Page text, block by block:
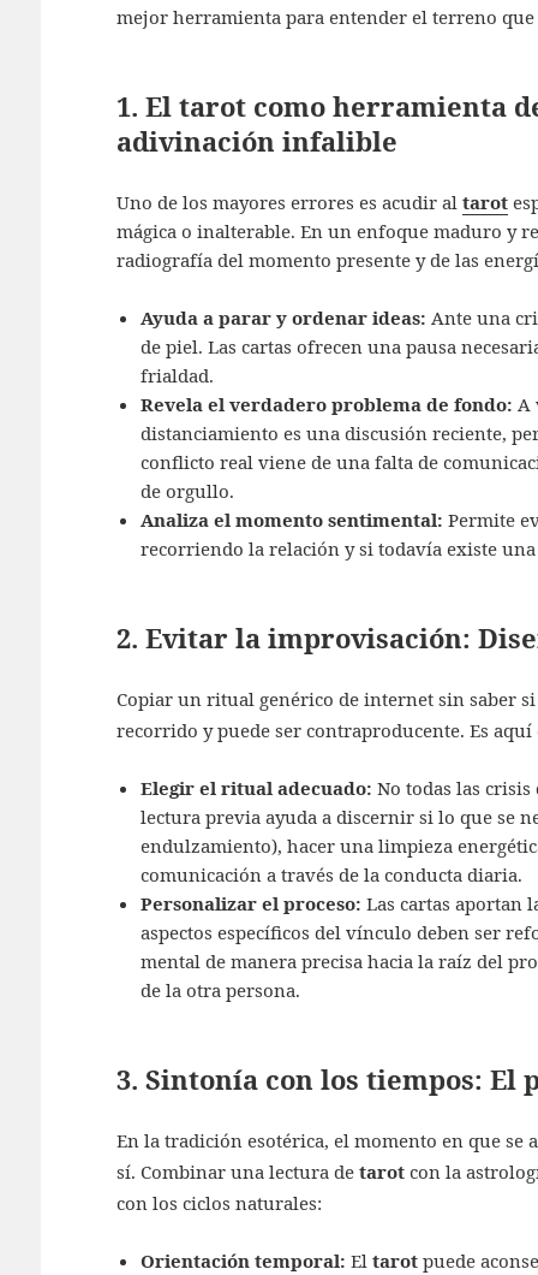
mejor herramienta para entender el terreno
1. El tarot como herramienta
adivinación infalible
Uno de los mayores errores es acudir al tarot
mágica o inalterable. En un enfoque maduro y
radiografía del momento presente y de las
Ayuda a parar y ordenar ideas: Ante una
de piel. Las cartas ofrecen una pausa
frialdad.
Revela el verdadero problema de fondo: A
distanciamiento es una discusión reciente,
conflicto real viene de una falta de
de orgullo.
Analiza el momento sentimental: Permite
recorriendo la relación y si todavía existe
2. Evitar la improvisación:
Copiar un ritual genérico de internet sin saber
recorrido y puede ser contraproducente. Es
Elegir el ritual adecuado: No todas las
lectura previa ayuda a discernir si lo que se
endulzamiento), hacer una limpieza
comunicación a través de la conducta diaria.
Personalizar el proceso: Las cartas aportan
aspectos específicos del vínculo deben ser
mental de manera precisa hacia la raíz del
de la otra persona.
3. Sintonía con los tiempos: El
En la tradición esotérica, el momento en que se
sí. Combinar una lectura de tarotcon la
con los ciclos naturales:
Orientación temporal: El tarotpuede